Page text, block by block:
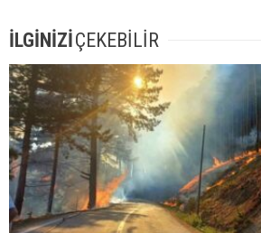
İLGİNİZİÇEKEBİLİR